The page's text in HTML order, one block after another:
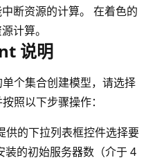
断资源的计算。 在着色的
计算。
说明
个集合创建模型，请选择
照以下步骤操作：
供的下拉列表框控件选择要
装的初始服务器数（介于 4